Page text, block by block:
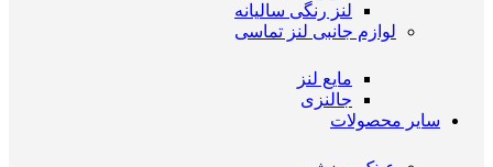
لنز رنگی سالیانه
لوازم جانبی لنز تماسی
مایع لنز
جالنزی
سایر محصولات